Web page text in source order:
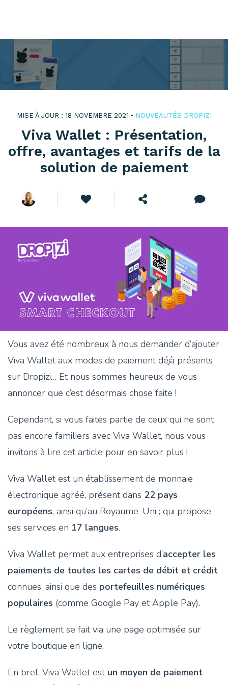
MISE À JOUR : 18 NOVEMBRE 2021 • NOUVEAUTÉS DROPIZI
Viva Wallet : Présentation,
offre, avantages et tarifs de la
solution de paiement
Vous avez été nombreux à nous demander d’ajouter
Viva Wallet aux modes de paiement déjà présents
sur Dropizi… Et nous sommes heureux de vous
annoncer que c’est désormais chose faite !
Cependant, si vous faites partie de ceux qui ne sont
pas encore familiers avec Viva Wallet, nous vous
invitons à lire cet article pour en savoir plus !
Viva Wallet est un établissement de monnaie
électronique agréé, présent dans 22 pays
européens, ainsi qu’au Royaume-Uni ; qui propose
ses services en 17 langues.
Viva Wallet permet aux entreprises d’accepter les
paiements de toutes les cartes de débit et crédit
connues, ainsi que des portefeuilles numériques
populaires (comme Google Pay et Apple Pay).
Le règlement se fait via une page optimisée sur
votre boutique en ligne.
En bref, Viva Wallet est un moyen de paiement